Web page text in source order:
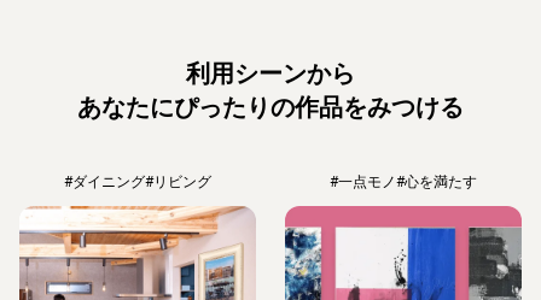
利用シーンから
あなたにぴったりの作品をみつける
#ダイニング#リビング #一点モノ#心を満たす